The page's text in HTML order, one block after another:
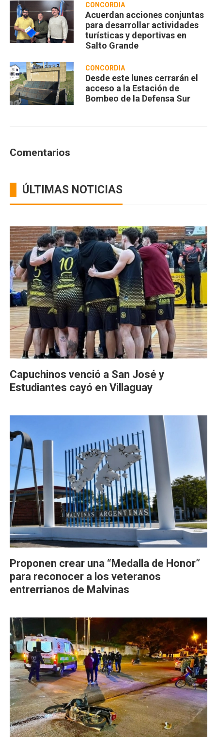
CONCORDIA
Acuerdan acciones conjuntas
para desarrollar actividades
turísticas y deportivas en
Salto Grande
CONCORDIA
Desde este lunes cerrarán el
acceso a la Estación de
Bombeo de la Defensa Sur
Comentarios
ÚLTIMAS NOTICIAS
Capuchinos venció a San José y
Estudiantes cayó en Villaguay
Proponen crear una “Medalla de Honor”
para reconocer a los veteranos
entrerrianos de Malvinas